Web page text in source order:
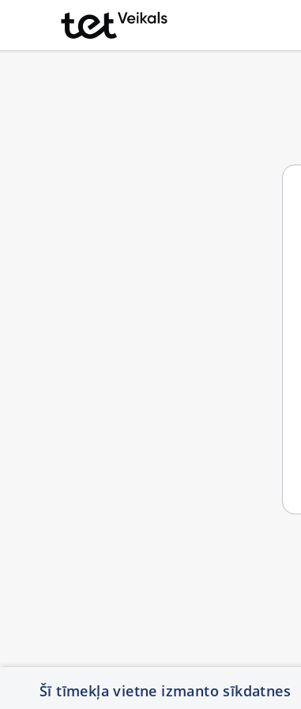
Šī tīmekļa vietne izmanto sīkdatnes